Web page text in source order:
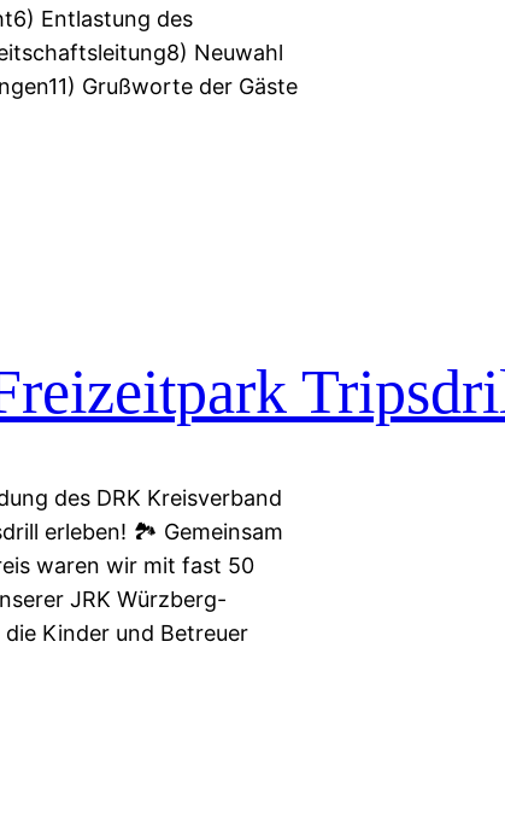
Entlastung des
Neuwahl
Grußworte der Gäste
des DRK Kreisverband
erleben! 🏞️ Gemeinsam
waren wir mit fast 50
JRK Würzberg-
die Kinder und Betreuer